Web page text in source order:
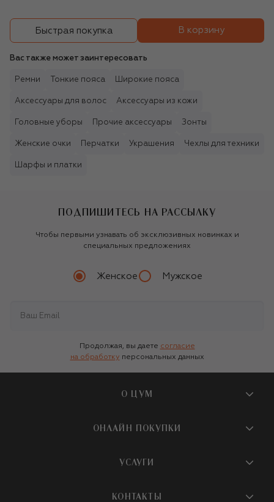
Быстрая покупка В корзину
Вас также может заинтересовать
Ремни Тонкие пояса Широкие пояса
Аксессуары для волос Аксессуары из кожи
Головные уборы Прочие аксессуары Зонты
Женские очки Перчатки Украшения Чехлы для техники
Шарфы и платки
ПОДПИШИТЕСЬ НА РАССЫЛКУ
Чтобы первыми узнавать об эксклюзивных новинках и
специальных предложениях
Женское Мужское
Продолжая, вы даете согласие
на обработку персональных данных
О ЦУМ
О магазине
Бутики и ПВЗ ЦУМ
ОНЛАЙН ПОКУПКИ
Доставка
УСЛУГИ
КОНТАКТЫ